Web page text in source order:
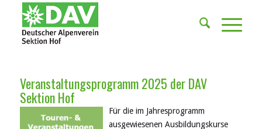
Veranstaltungsprogramm 2025 der DAV
Sektion Hof
Für die im Jahresprogramm
ausgewiesenen Ausbildungskurse